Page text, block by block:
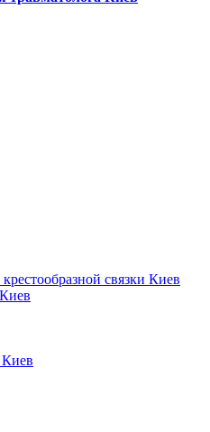
связки Киев
Киев